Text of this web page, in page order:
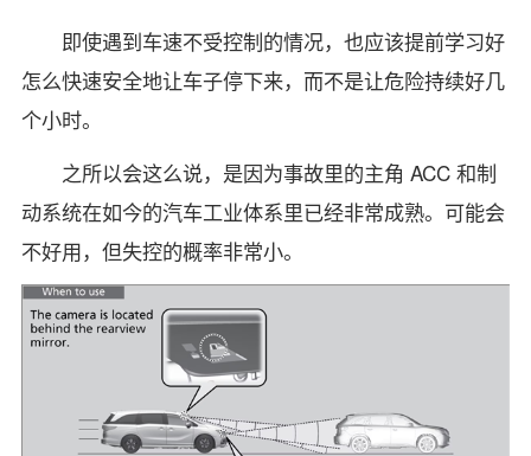
即使遇到车速不受控制的情况，也应该提前学习好
怎么快速安全地让车子停下来，而不是让危险持续好几
个小时。
之所以会这么说，是因为事故里的主角 ACC 和制
动系统在如今的汽车工业体系里已经非常成熟。可能会
不好用，但失控的概率非常小。